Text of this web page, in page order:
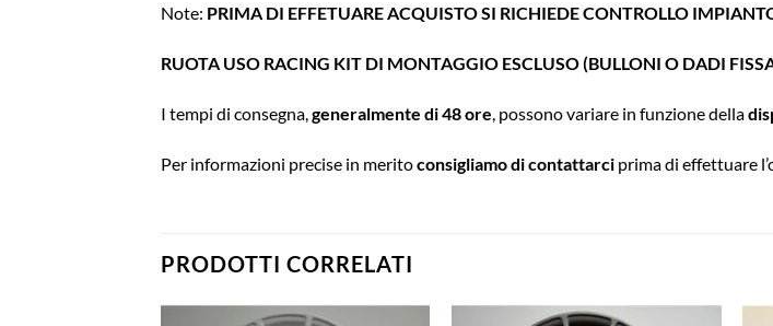
Note: PRIMA DI EFFETUARE ACQUISTO SI RICHIEDE CONTROLLO
RUOTA USO RACING KIT DI MONTAGGIO ESCLUSO (BULLONI O DADI
I tempi di consegna,generalmente di 48 ore, possono variare in funzione della
Per informazioni precise in meritoconsigliamodi contattarci prima di effettuare
PRODOTTI CORRELATI